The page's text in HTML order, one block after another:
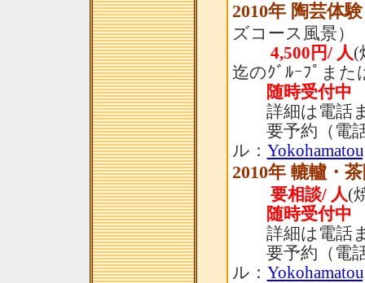
2010年 陶芸体
ズコース風景）
4,500円/ 人(
迄のｸﾞﾙｰﾌﾟまた
随時受付中
詳細は電話ま
要予約（電話
ル：
2010年 轆轤・
要相談/ 人(
随時受付中
詳細は電話ま
要予約（電話
ル：